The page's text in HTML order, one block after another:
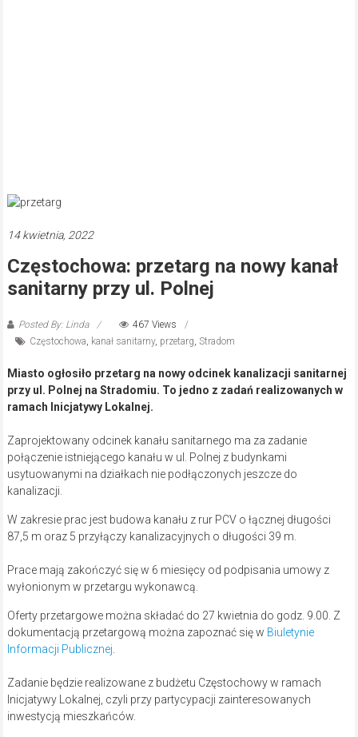
14 kwietnia, 2022
Częstochowa: przetarg na nowy kanał
sanitarny przy ul. Polnej
Posted By: Linda
467 Views
Częstochowa, kanał sanitarny, przetarg, Stradom
Miasto ogłosiło przetarg na nowy odcinek kanalizacji sanitarnej
przy ul. Polnej na Stradomiu. To jedno z zadań realizowanych w
ramach Inicjatywy Lokalnej.
Zaprojektowany odcinek kanału sanitarnego ma za zadanie
połączenie istniejącego kanału w ul. Polnej z budynkami
usytuowanymi na działkach nie podłączonych jeszcze do
kanalizacji.
W zakresie prac jest budowa kanału z rur PCV o łącznej długości
87,5 m oraz 5 przyłączy kanalizacyjnych o długości 39 m.
Prace mają zakończyć się w 6 miesięcy od podpisania umowy z
wyłonionym w przetargu wykonawcą.
Oferty przetargowe można składać do 27 kwietnia do godz. 9.00. Z
dokumentacją przetargową można zapoznać się w Biuletynie
Informacji Publicznej
Zadanie będzie realizowane z budżetu Częstochowy w ramach
Inicjatywy Lokalnej, czyli przy partycypacji zainteresowanych
inwestycją mieszkańców.